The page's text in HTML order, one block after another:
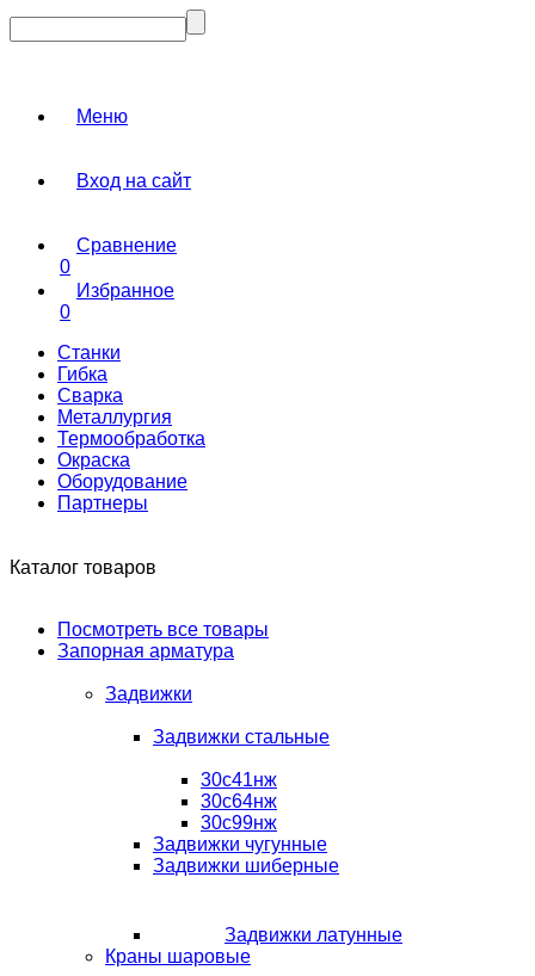
Меню
Вход на сайт
Сравнение
0
Избранное
0
Станки
Гибка
Сварка
Металлургия
Термообработка
Окраска
Оборудование
Партнеры
Каталог товаров
Посмотреть все товары
Запорная арматура
Задвижки
Задвижки стальные
30с41нж
30с64нж
30с99нж
Задвижки чугунные
Задвижки шиберные
Задвижки латунные
Краны шаровые